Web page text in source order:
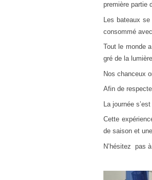
première partie
Les bateaux se
consommé
Tout le monde
gré de la
Nos chanceux
Afin de
La journée
Cette
de saison et
N’hésitez pas